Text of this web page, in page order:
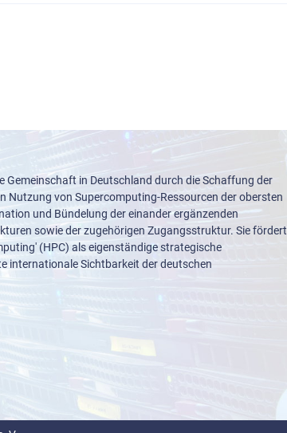
in Deutschland durch die Schaffung der
von Supercomputing-Ressourcen der obersten
und Bündelung der einander ergänzenden
sowie der zugehörigen Zugangsstruktur. Sie fördert
(HPC) als eigenständige strategische
internationale Sichtbarkeit der deutschen